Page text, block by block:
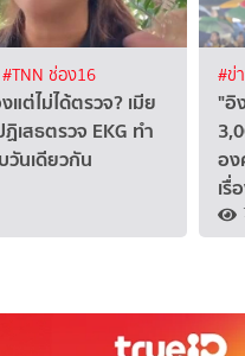
#TNN ช่อง16
แต่ไม่ได้ตรวจ? เมีย
เสธตรวจ EKG ทำ
นเดียวกัน
#ข่
"อิ
อ
เรื่